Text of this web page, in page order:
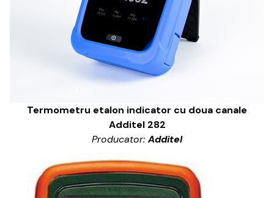
Termometru etalon indicator cu doua canale
Additel 282
Producator:Additel